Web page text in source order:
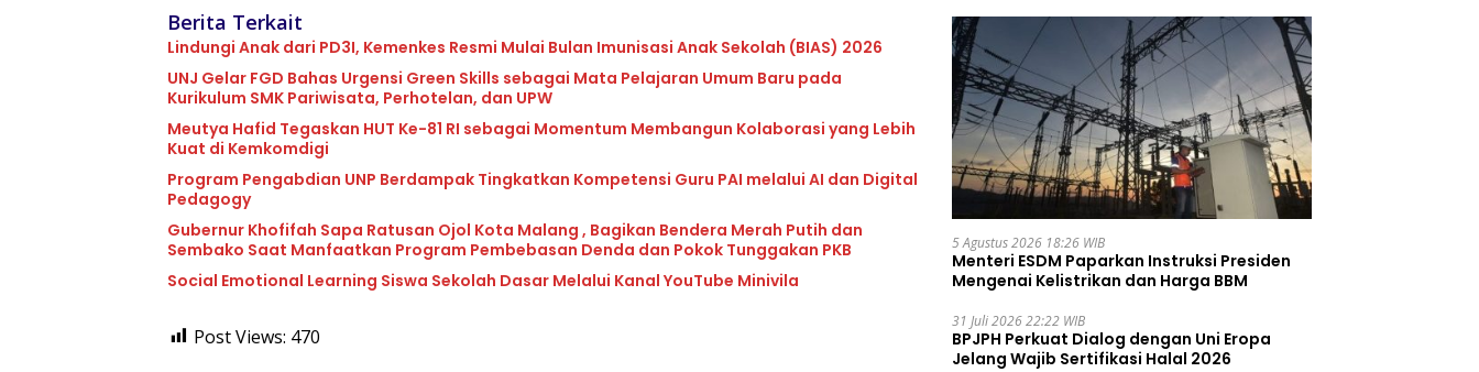
Berita Terkait
Lindungi Anak dari PD3I, Kemenkes Resmi Mulai Bulan Imunisasi Anak Sekolah (BIAS) 2026
UNJ Gelar FGD Bahas Urgensi Green Skills sebagai Mata Pelajaran Umum Baru pada
Kurikulum SMK Pariwisata, Perhotelan, dan UPW
Meutya Hafid Tegaskan HUT Ke-81 RI sebagai Momentum Membangun Kolaborasi yang Lebih
Kuat di Kemkomdigi
Program Pengabdian UNP Berdampak Tingkatkan Kompetensi Guru PAI melalui AI dan Digital
Pedagogy
Gubernur Khofifah Sapa Ratusan Ojol Kota Malang , Bagikan Bendera Merah Putih dan
Sembako Saat Manfaatkan Program Pembebasan Denda dan Pokok Tunggakan PKB
Social Emotional Learning Siswa Sekolah Dasar Melalui Kanal YouTube Minivila
Post Views: 470
5 Agustus 2026 18:26 WIB
Menteri ESDM Paparkan Instruksi Presiden
Mengenai Kelistrikan dan Harga BBM
31 Juli 2026 22:22 WIB
BPJPH Perkuat Dialog dengan Uni Eropa
Jelang Wajib Sertifikasi Halal 2026